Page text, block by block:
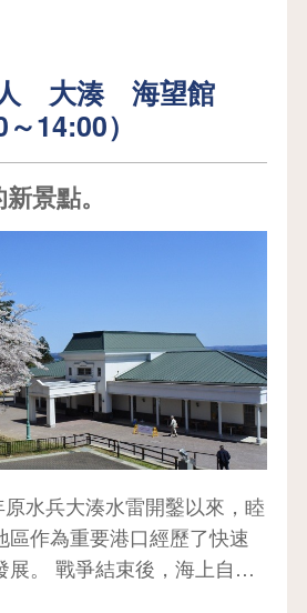
湊基地的6支部隊的特色咖
大湊 海望館
～14:00）
景點。
水兵大湊水雷開鑿以來，睦
區作為重要港口經歷了快速
展。 戰爭結束後，海上自衛